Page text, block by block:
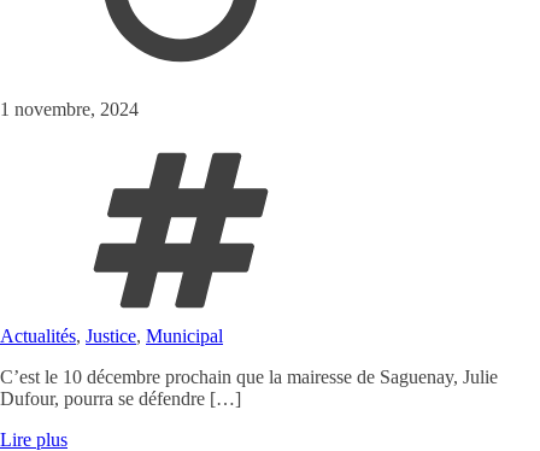
1 novembre, 2024
Actualités, Justice, Municipal
C’est le 10 décembre prochain que la mairesse de Saguenay, Julie
Dufour, pourra se défendre […]
Lire plus